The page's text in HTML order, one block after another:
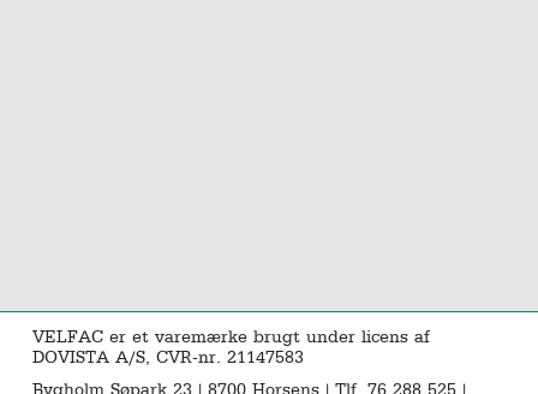
VELFAC er et varemærke brugt under licens af
DOVISTA A/S, CVR-nr. 21147583
Bygholm Søpark 23 | 8700 Horsens | Tlf. 76 288 525 |